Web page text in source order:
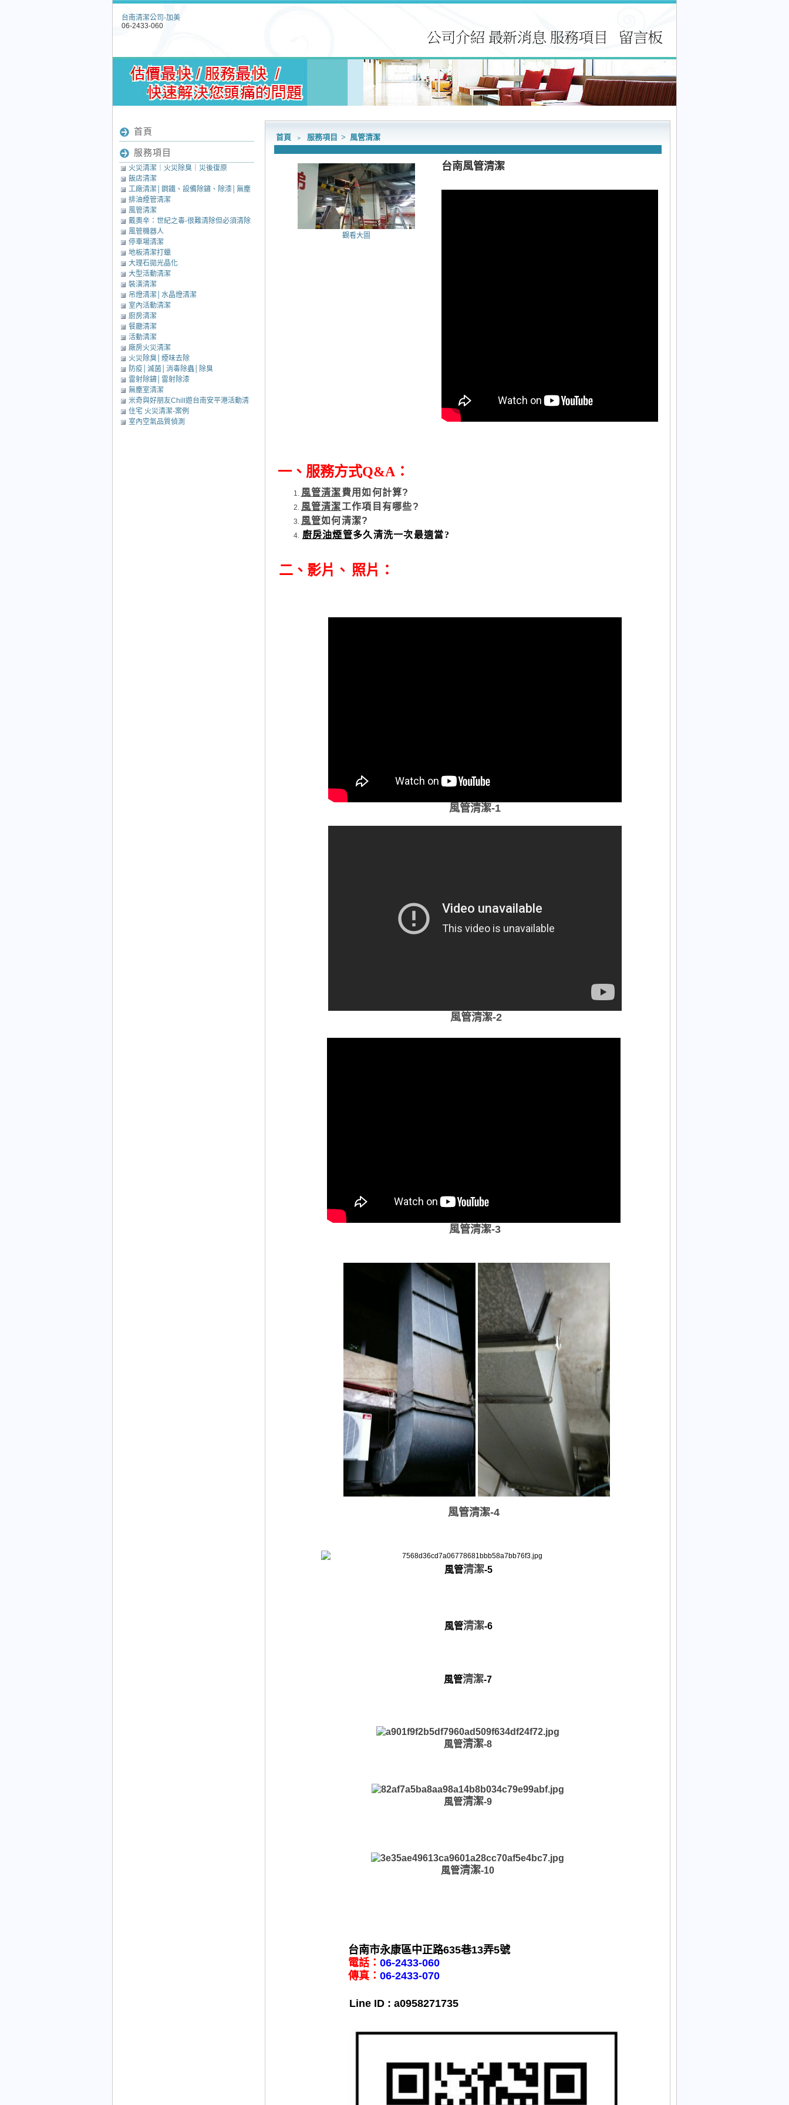
台南清潔公司-加美
06-2433-060
首頁 ﹥ 服務項目 > 風管清潔
觀看大圖
台南風管清潔
一、 服務方式Q&A：
風管清潔費用如何計算?
風管清潔工作項目有哪些?
風管如何清潔?
廚房油煙管多久清洗一次最適當?
二、影片、 照片：
風管清潔-1
風管清潔-2
風管清潔-3
風管清潔-4
風管清潔-5
風管清潔-6
風管清潔-7
風管清潔-8
風管清潔-9
風管清潔-10
台南市永康區中正路635巷13弄5號
電話： 06-2433-060
傳真： 06-2433-070
Line ID : a0958271735
首頁
服務項目
火災清潔｜火災除臭｜災後復原
飯店清潔
工廠清潔│鋼鐵、設備除鏽、除漆│無塵
室清潔│中央廚房清潔
排油煙管清潔
風管清潔
戴奧辛：世紀之毒-很難清除但必須清除
的毒素
風管機器人
停車場清潔
地板清潔打蠟
大理石拋光晶化
大型活動清潔
裝潢清潔
吊燈清潔│水晶燈清潔
室內活動清潔
廚房清潔
餐廳清潔
活動清潔
廠房火災清潔
火災除臭│煙味去除
防疫│滅菌│消毒除蟲│除臭
雷射除鏽│雷射除漆
無塵室清潔
米奇與好朋友Chill遊台南安平港活動清
潔
住宅 火災清潔-案例
室內空氣品質偵測